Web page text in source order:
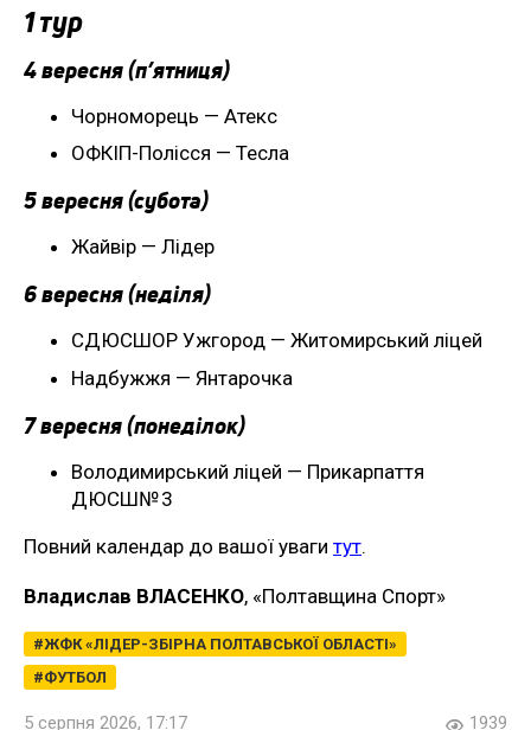
1 тур
4 вересня (п’ятниця)
Чорноморець — Атекс
ОФКІП-Полісся — Тесла
5 вересня (субота)
Жайвір — Лідер
6 вересня (неділя)
СДЮСШОР Ужгород — Житомирський ліцей
Надбужжя — Янтарочка
7 вересня (понеділок)
Володимирський ліцей — Прикарпаття
ДЮСШ№ 3
Повний календар до вашої уваги тут.
Владислав ВЛАСЕНКО, «Полтавщина Спорт»
ЖФК «ЛІДЕР-ЗБІРНА ПОЛТАВСЬКОЇ ОБЛАСТІ»
ФУТБОЛ
5 серпня 2026, 17:17 1939